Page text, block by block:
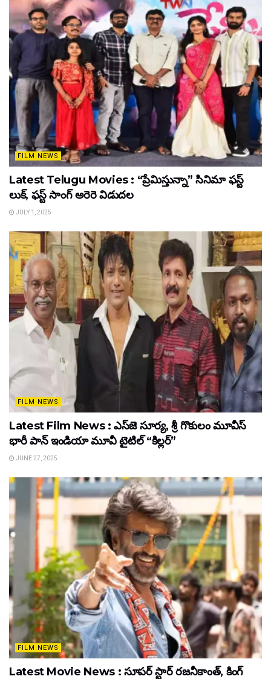
FILM NEWS
Latest Telugu Movies : “ప్రేమిస్తున్నా” సినిమా ఫస్ట్
లుక్, ఫస్ట్ సాంగ్ అరెరె విడుదల
JULY 1, 2025
FILM NEWS
Latest Film News : ఎస్‌జె సూర్య, శ్రీ గొకులం మూవీస్‌
భారీ పాన్‌ ఇండియా మూవీ టైటిల్ “కిల్లర్”
JUNE 27, 2025
FILM NEWS
Latest Movie News : సూపర్ స్టార్ రజనీకాంత్, కింగ్